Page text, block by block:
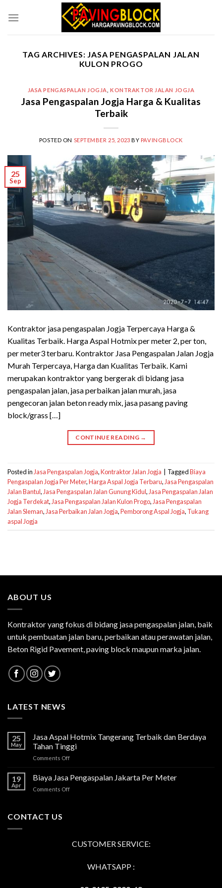
TAG ARCHIVES: JASA PENGASPALAN JALAN
KULON PROGO
JASA PENGASPALAN JOGJA ,KONTRAKTOR JALAN JOGJA
Jasa Pengaspalan Jogja Harga & Kualitas
Terbaik
POSTED ON SEPTEMBER 25, 2023 BY PAVINGBLOCK
25
Sep
Kontraktor jasa pengaspalan Jogja Terpercaya Harga &
Kualitas Terbaik. Harga Aspal Hotmix per meter 2, per ton,
per meter3 terbaru. Kontraktor Jasa Pengaspalan Jalan Jogja
Murah Terpercaya, Harga dan Kualitas Terbaik. Kami
merupakan kontraktor yang bergerak di bidang jasa
pengaspalan jalan, jasa perbaikan jalan murah, jasa
pengecoran jalan beton ready mix, jasa pasang paving
block/grass […]
CONTINUE READING →
Posted in Jasa Pengaspalan Jogja,Kontraktor Jalan Jogja TaggedBiaya
Pengaspalan Jogja Per Meter,Harga Aspal Jogja Terbaru, Jasa Pengaspalan
Jalan Bantul, Jasa Pengaspalan Jalan Gunung Kidul, Jasa Pengaspalan Jalan
Jogja Terdekat, Jasa Pengaspalan Jalan Kulon Progo, Jasa Pengaspalan
Jalan Sleman, Jasa Perbaikan Jalan Jogja,Pemborong Aspal Jogja, Tukang
aspal Jogja
ABOUT US
Kontraktor yang fokus di bidang jasa pengaspalan jalan, baik
untuk pembuatan jalan baru, perbaikan atau perawatan jalan,
Beton Rigid Pavement, paving block maupun marka jalan.
LATEST NEWS
25
May
Jasa Aspal Hotmix Tangerang Terbaik dan Berdaya
Tahan Tinggi
Comments Offon
Aspal
Hotmix
19
Apr
Biaya Jasa Pengaspalan Jakarta Per Meter
Comments Offon
CONTACT US
CUSTOMER SERVICE:
WHATSAPP :